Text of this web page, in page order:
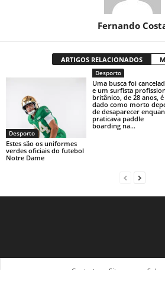
Fernando
ARTIGOS RELACIONADOS
Desporto
Estes são os uniformes
verdes oficiais do futebol
Notre Dame
Desporto
Uma busca foi
e um surfista
britânico, de 28 anos, é
dado como morto
de desaparecer
praticava paddle
boarding na...
Contact Sitemap
Sobre